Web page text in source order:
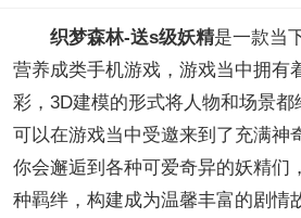
织梦森林-送s级妖精是一款当
营养成类手机游戏，游戏当中拥有
彩，3D建模的形式将人物和场景
可以在游戏当中受邀来到了充满神
你会邂逅到各种可爱奇异的妖精们
种羁绊，构建成为温馨丰富的剧情